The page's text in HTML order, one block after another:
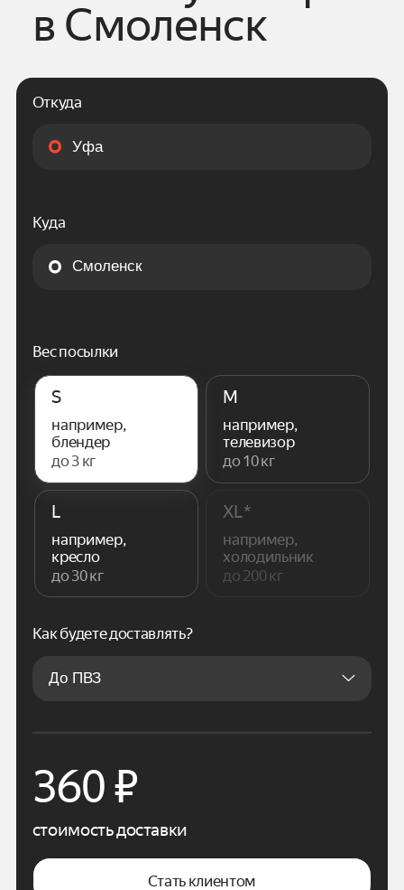
в Смоленск
Откуда
Куда
Вес посылки
S
например,
блендер
до 3 кг
M
например,
телевизор
до 10 кг
L
например,
кресло
до 30 кг
XL*
например,
холодильник
до 200 кг
Как будете доставлять?
360₽
стоимость доставки
Стать клиентом